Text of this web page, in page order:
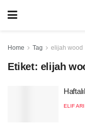
Home Tag elijah wood
Etiket: elijah
ELIF ARI